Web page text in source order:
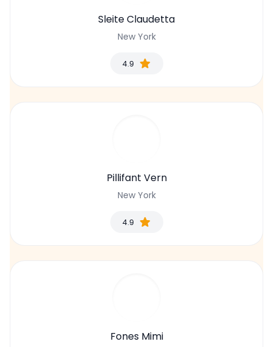
Sleite Claudetta
New York
4.9
Pillifant Vern
New York
4.9
Fones Mimi